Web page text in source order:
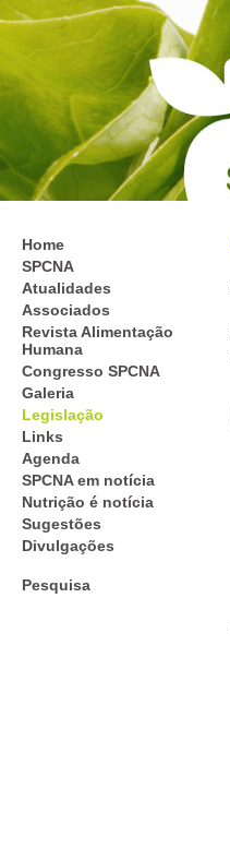
Home
SPCNA
Atualidades
Associados
Revista Alimentação
Humana
Congresso SPCNA
Galeria
Legislação
Links
Agenda
SPCNA em notícia
Nutrição é notícia
Sugestões
Divulgações
Pesquisa